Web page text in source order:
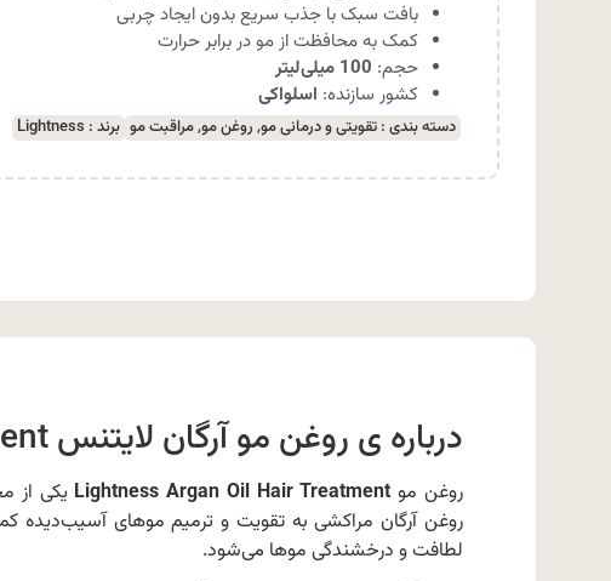
بافت سبک با جذب سریع بدون ایجاد چربی
کمک به محافظت از مو در برابر حرارت
حجم: 100 میلی‌لیتر
کشور سازنده: اسلواکی
دسته بندی : تقویتی و درمانی مو, روغن مو,مراقبت مو برند : Lightness
درباره ی روغن مو آرگان لایتنس Lightness Argan Oil Hair Treatment:
روغن مو Lightness Argan Oil Hair Treatment یکی از
روغن آرگان مراکشی به تقویت و ترمیم موهای آسیب‌دیده
لطافت و درخشندگی موها می‌شود.